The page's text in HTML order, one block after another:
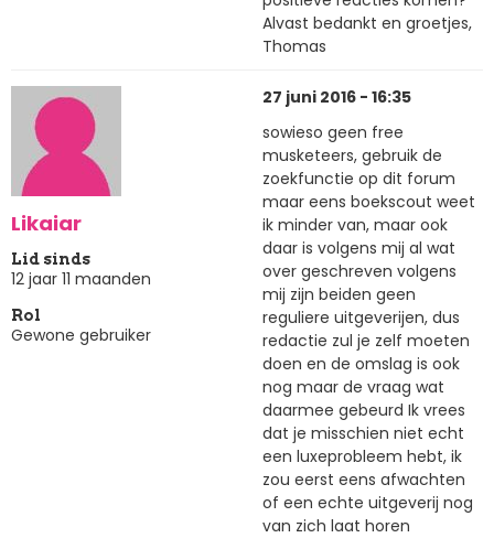
Alvast bedankt en groetjes,
Thomas
Likaiar
Lid sinds
12 jaar 11 maanden
Rol
Gewone gebruiker
27 juni 2016 - 16:35
sowieso geen free
musketeers, gebruik de
zoekfunctie op dit forum
maar eens boekscout weet
ik minder van, maar ook
daar is volgens mij al wat
over geschreven volgens
mij zijn beiden geen
reguliere uitgeverijen, dus
redactie zul je zelf moeten
doen en de omslag is ook
nog maar de vraag wat
daarmee gebeurd Ik vrees
dat je misschien niet echt
een luxeprobleem hebt, ik
zou eerst eens afwachten
of een echte uitgeverij nog
van zich laat horen